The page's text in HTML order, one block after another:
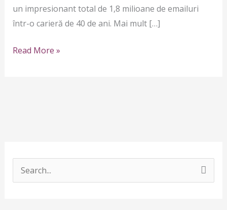
un impresionant total de 1,8 milioane de emailuri
într-o carieră de 40 de ani. Mai mult […]
Read More »